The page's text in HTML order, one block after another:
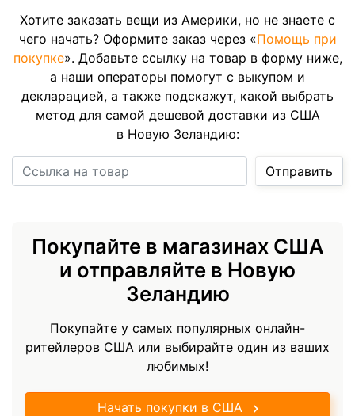
Хотите заказать вещи из Америки, но не знаете с
чего начать? Оформите заказ через «Помощь при
покупке». Добавьте ссылку на товар в форму ниже,
а наши операторы помогут с выкупом и
декларацией, а также подскажут, какой выбрать
метод для самой дешевой доставки из США
в Новую Зеландию:
Отправить
Покупайте в магазинах США
и отправляйте в Новую
Зеландию
Покупайте у самых популярных онлайн-
ритейлеров США или выбирайте один из ваших
любимых!
Начать покупки в США